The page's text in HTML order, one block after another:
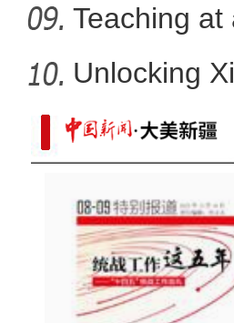
Teaching
Unlocking